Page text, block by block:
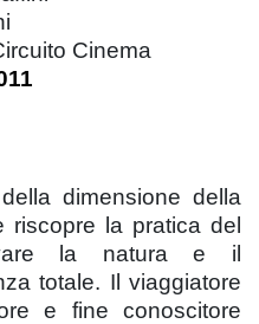
Cinema
dimensione della
riscopre la pratica del
la natura e il
totale. Il viaggiatore
e fine conoscitore